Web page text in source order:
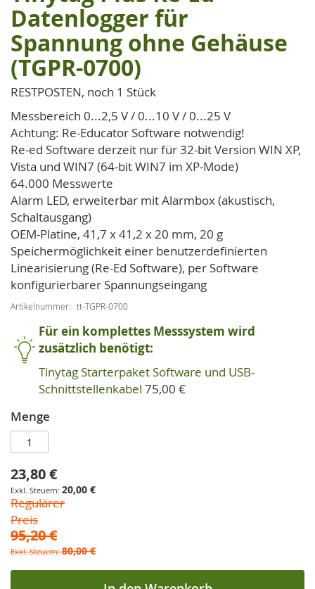
Anfang
der
Bildgalerie
springen
Datenlogger für
Spannung ohne Gehäuse
(TGPR-0700)
RESTPOSTEN, noch 1 Stück
Messbereich 0...2,5 V / 0...10 V / 0...25 V
Achtung: Re-Educator Software notwendig!
Re-ed Software derzeit nur für 32-bit Version WIN XP,
Vista und WIN7 (64-bit WIN7 im XP-Mode)
64.000 Messwerte
Alarm LED, erweiterbar mit Alarmbox (akustisch,
Schaltausgang)
OEM-Platine, 41,7 x 41,2 x 20 mm, 20 g
Speichermöglichkeit einer benutzerdefinierten
Linearisierung (Re-Ed Software), per Software
konfigurierbarer Spannungseingang
Artikelnummer tt-TGPR-0700
Für ein komplettes Messsystem wird
zusätzlich benötigt:
Tinytag Starterpaket Software und USB-
Schnittstellenkabel 75,00 €
Menge
Sonderpreis
23,80 €
20,00 €
Regulärer
Preis
95,20 €
80,00 €